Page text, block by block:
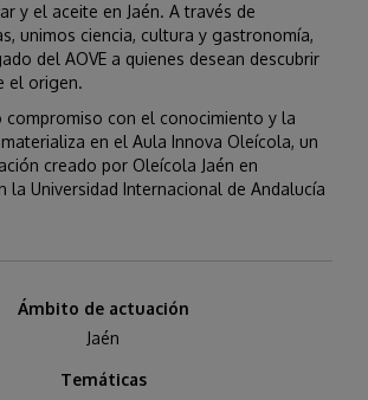
y el aceite en Jaén. A través de
unimos ciencia, cultura y gastronomía,
del AOVE a quienes desean descubrir
el origen.
compromiso con el conocimiento y la
en el Aula Innova Oleícola, un
creado por Oleícola Jaén en
la Universidad Internacional de Andalucía
Ámbito de actuación
Jaén
Temáticas